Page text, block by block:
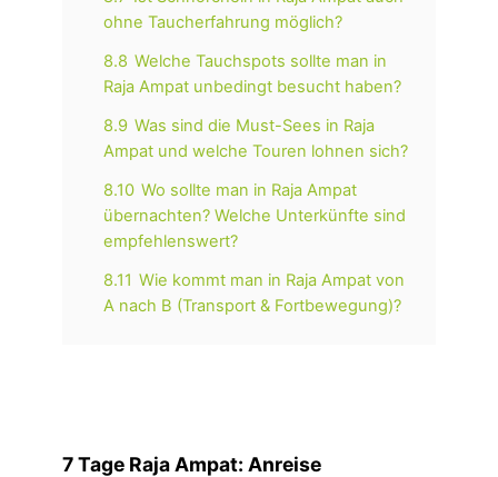
ohne Taucherfahrung möglich?
8.8 Welche Tauchspots sollte man in
Raja Ampat unbedingt besucht haben?
8.9 Was sind die Must-Sees in Raja
Ampat und welche Touren lohnen sich?
8.10 Wo sollte man in Raja Ampat
übernachten? Welche Unterkünfte sind
empfehlenswert?
8.11 Wie kommt man in Raja Ampat von
A nach B (Transport & Fortbewegung)?
7 Tage Raja Ampat: Anreise